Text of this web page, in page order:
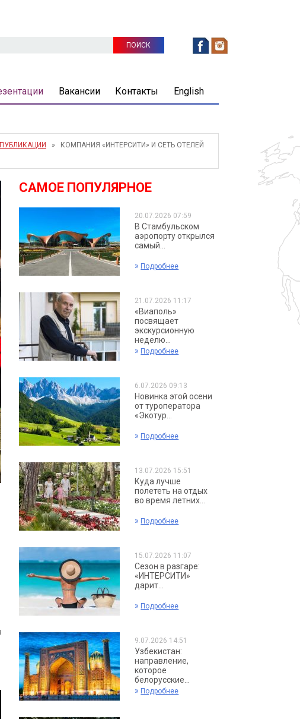
Вакансии Контакты English
ПУБЛИКАЦИИ
» КОМПАНИЯ «ИНТЕРСИТИ» И СЕТЬ ОТЕЛЕЙ
САМОЕ ПОПУЛЯРНОЕ
20.07.2026 07:59
В Стамбульском
аэропорту открылся
самый...
» Подробнее
21.07.2026 11:17
«Виаполь»
посвящает
экскурсионную
неделю...
» Подробнее
6.07.2026 09:13
Новинка этой осени
от туроператора
«Экотур...
» Подробнее
13.07.2026 15:51
Куда лучше
полететь на отдых
во время летних...
» Подробнее
15.07.2026 11:07
Сезон в разгаре:
«ИНТЕРСИТИ»
дарит...
» Подробнее
9.07.2026 14:51
Узбекистан:
направление,
которое
белорусские...
» Подробнее